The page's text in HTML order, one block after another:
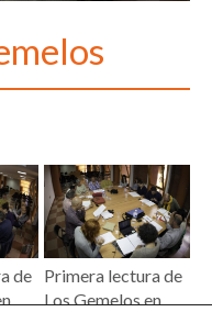
de
Primera lectura de
Los Gemelos en